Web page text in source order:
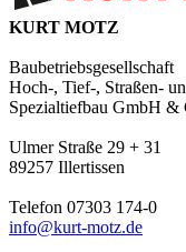
KURT MOTZ
Baubetriebsgesellschaft
Hoch-, Tief-, Straßen-
Spezialtiefbau GmbH &
Ulmer Straße 29 + 31
89257 Illertissen
Telefon 07303 174-0
info@kurt-motz.de